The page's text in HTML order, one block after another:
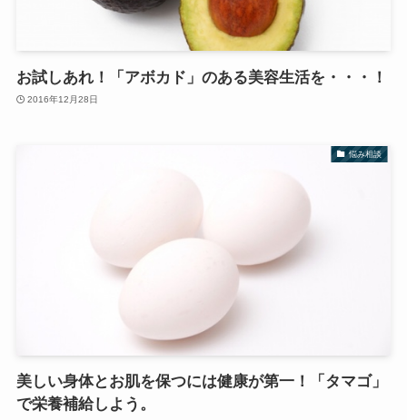
お試しあれ！「アボカド」のある美容生活を・・・！
2016年12月28日
悩み相談
美しい身体とお肌を保つには健康が第一！「タマゴ」
で栄養補給しよう。